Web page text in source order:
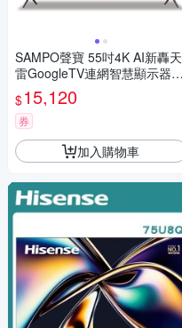
SAMPO聲寶 55吋4K AI新轟天
雷GoogleTV連網智慧顯示器E
M-55AIS3220 含標準安裝 送7-
11商品卡2100元
$15,120
券
加入購物車